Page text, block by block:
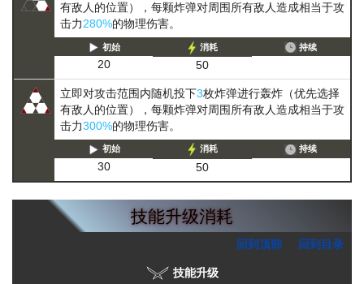
有敌人的位置），每颗炸弹对周围所有敌人造成相当于攻
击力280%的物理伤害。
初始
20
消耗
50
持续
立即对攻击范围内随机投下3枚炸弹进行轰炸（优先选择
有敌人的位置），每颗炸弹对周围所有敌人造成相当于攻
击力300%的物理伤害。
初始
30
消耗
50
持续
技能升级消耗
回到顶部 回到目录
技能升级